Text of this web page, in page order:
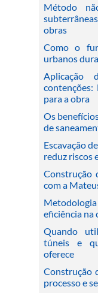
Método
obras
Como o
urbanos
Aplicação
contenções:
para a obra
Os
de
Escavação
reduz riscos
Construção
com a
eficiência na
Quando
túneis e
oferece
Construção
processo e